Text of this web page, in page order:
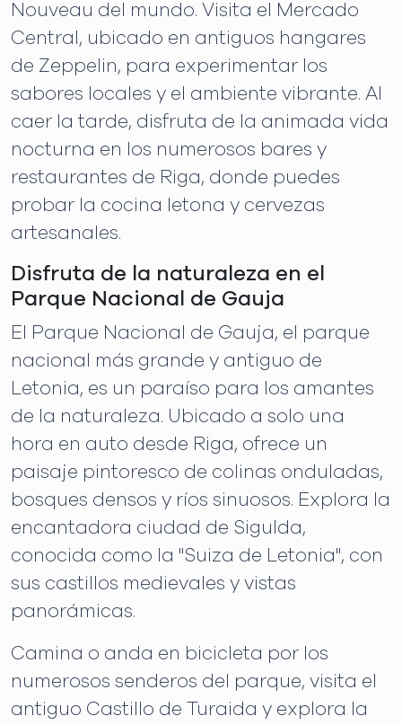
Nouveau del mundo. Visita el Mercado
Central, ubicado en antiguos hangares
de Zeppelin, para experimentar los
sabores locales y el ambiente vibrante. Al
caer la tarde, disfruta de la animada vida
nocturna en los numerosos bares y
restaurantes de Riga, donde puedes
probar la cocina letona y cervezas
artesanales.
Disfruta de la naturaleza en el
Parque Nacional de Gauja
El Parque Nacional de Gauja, el parque
nacional más grande y antiguo de
Letonia, es un paraíso para los amantes
de la naturaleza. Ubicado a solo una
hora en auto desde Riga, ofrece un
paisaje pintoresco de colinas onduladas,
bosques densos y ríos sinuosos. Explora la
encantadora ciudad de Sigulda,
conocida como la "Suiza de Letonia", con
sus castillos medievales y vistas
panorámicas.
Camina o anda en bicicleta por los
numerosos senderos del parque, visita el
antiguo Castillo de Turaida y explora la